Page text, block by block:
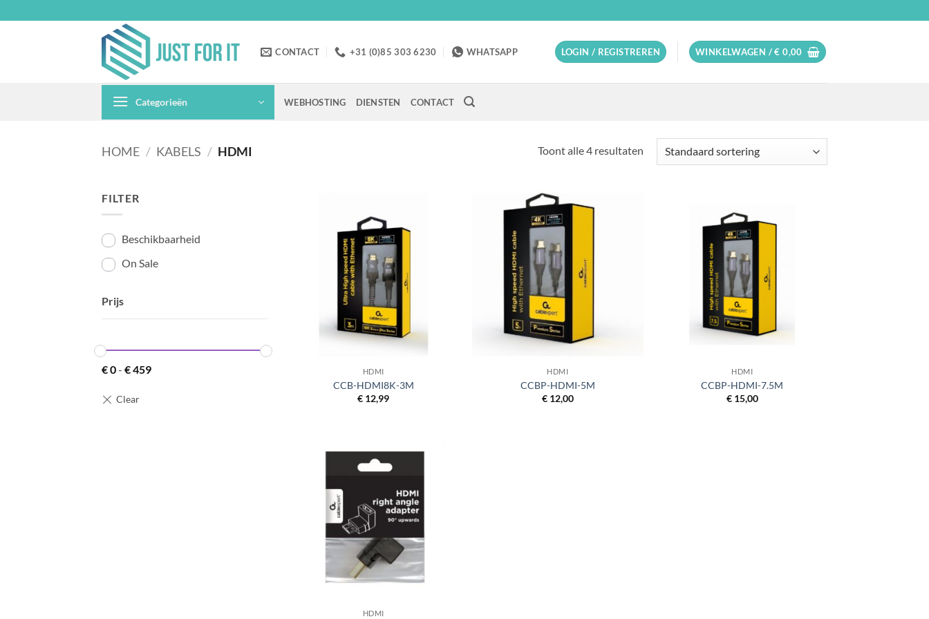
naar
CONTACT +31 (0)85 303 6230 WHATSAPP LOGIN / REGISTREREN WINKELWAGEN /€ 0,00
Categorieën WEBHOSTING DIENSTEN CONTACT
HOME / KABELS / HDMI Toont alle 4 resultaten
FILTER
Beschikbaarheid
On Sale
Prijs
€0- €459 HDMI
CCB-HDMI8K-3M
€ 12,99
HDMI
CCBP-HDMI-5M
€12,00
HDMI
CCBP-HDMI-7.5M
€15,00
HDMI